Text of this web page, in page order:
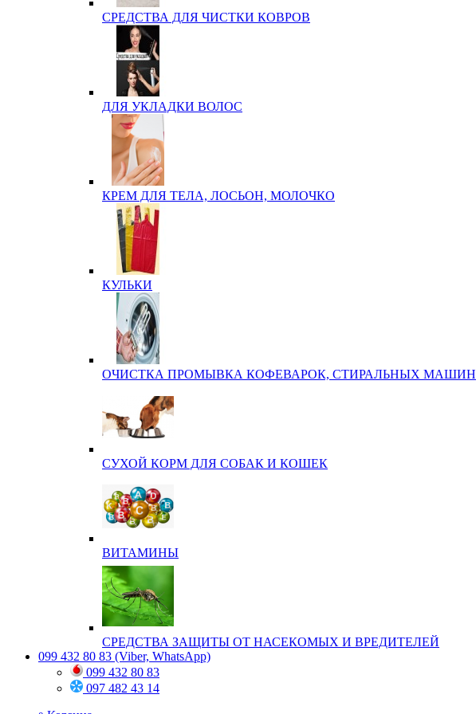
СРЕДСТВА ДЛЯ ЧИСТКИ КОВРОВ
ДЛЯ УКЛАДКИ ВОЛОС
КРЕМ ДЛЯ ТЕЛА, ЛОСЬОН, МОЛОЧКО
КУЛЬКИ
ОЧИСТКА ПРОМЫВКА КОФЕВАРОК, СТИРАЛЬНЫХ МАШИН
СУХОЙ КОРМ ДЛЯ СОБАК И КОШЕК
ВИТАМИНЫ
СРЕДСТВА ЗАЩИТЫ ОТ НАСЕКОМЫХ И ВРЕДИТЕЛЕЙ
099 432 80 83 (Viber, WhatsApp)
099 432 80 83
097 482 43 14